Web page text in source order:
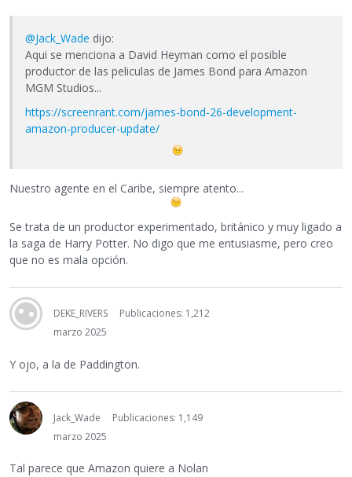
@Jack_Wade dijo:
Aqui se menciona a David Heyman como el posible
productor de las peliculas de James Bond para Amazon
MGM Studios...
https://screenrant.com/james-bond-26-development-
amazon-producer-update/
Nuestro agente en el Caribe, siempre atento...
Se trata de un productor experimentado, británico y muy ligado a
la saga de Harry Potter. No digo que me entusiasme, pero creo
que no es mala opción.
DEKE_RIVERS
Publicaciones: 1,212
marzo 2025
Y ojo, a la de Paddington.
Jack_Wade
Publicaciones: 1,149
marzo 2025
Tal parece que Amazon quiere a Nolan